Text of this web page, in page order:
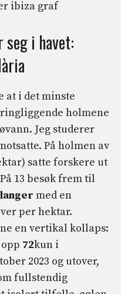
i havet:
at i det minste
holmene
Jeg studerer
På holmen av
satte forskere ut
13 besøk frem til
med en
per hektar.
en vertikal kollaps:
72kun i
2023 og utover,
fullstendig